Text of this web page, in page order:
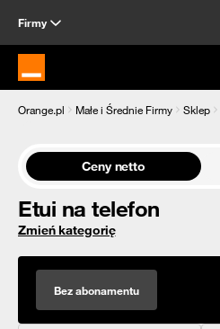
Firmy
Strona główna Orange.pl
Orange.pl Małe i Średnie Firmy Sklep
Ceny netto
Etui na telefon
Zmień kategorię
Bez abonamentu